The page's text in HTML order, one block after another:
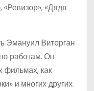
«Ревизор», «Дядя
Эмануил Виторган
работам. Он
фильмах, как
и многих других.